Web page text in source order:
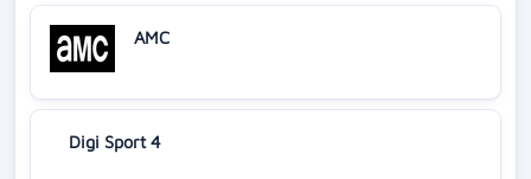
AMC
Digi Sport 4